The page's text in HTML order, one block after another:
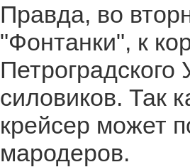
Правда, во
"Фонтанки", к
силовиков. Так
крейсер может
мародеров.